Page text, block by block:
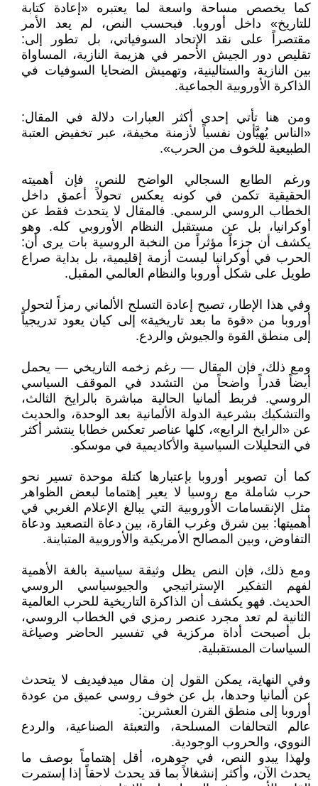
كما يخصص مساحة واسعة لما يعتبره «إعادة كتابة
للتاريخ» داخل أوروبا. فبحسب النص، لم يعد الأمر
مقتصراً على نقد الإتحاد السوفياتي، بل تطور إلى:
تقليص دور الجيش الأحمر في هزيمة النازية، المساواة
بين النازية والستالينية، وتهميش الضحايا السوفيات في
الذاكرة الأوروبية الجماعية.
ومن هنا تأتي إحدى أكثر العبارات دلالة في المقال:
«الناس يُهيَّأون نفسياً لأزمنة مخيفة، عبر تخفيض العتبة
الطبيعية للخوف من الحرب».
ورغم الطابع السجالي الواضح للنص، فإن أهميته
الحقيقية تكمن في كونه يعكس تحولاً أعمق داخل
الخطاب الروسي الرسمي. فالمقال لا يتحدث فقط عن
أوكرانيا، بل عن مستقبل النظام الأوروبي كله. وهو
يكشف أن جزءاً مؤثراً من النخبة الروسية بات يرى أن:
الحرب في أوكرانيا ليست أزمة إقليمية، بل بداية صراع
طويل على شكل أوروبا والنظام العالمي المقبل.
وفي هذا الإطار، تصبح إعادة التسلح الألماني رمزاً لتحول
أوروبا من «قوة ما بعد تاريخية» إلى كيان يعود تدريجياً
إلى منطق القوة والجيوش والردع.
ومع ذلك، فإن المقال — رغم زخمه التاريخي — يحمل
أيضاً قدراً واضحاً من التشدد في الموقف السياسي
الروسي. فربط ألمانيا الحالية مباشرة بالرايخ الثالث،
والتشكيك بشرعية الدولة الألمانية بعد الوحدة، والحديث
عن «الرايخ الرابع»، كلها عناصر تعكس خطابا ينتشر أكثر
في التحليلات السياسية والأكاديمية في موسكو.
كما أن تصوير أوروبا بإعتبارها كتلة موحدة تسير نحو
حرب شاملة مع روسيا لا يعير إهتماما لبعض الظواهر
مثل الإنقسامات الأوروبية التي يبالغ الإعلام الغربي في
أهميتها: بين شرق وغرب القارة، بين دعاة التصعيد ودعاة
التفاوض، وبين المصالح الأمريكية والأوروبية المتباينة.
ومع ذلك، فإن النص يظل وثيقة سياسية بالغة الأهمية
لفهم التفكير الإستراتيجي والجيوسياسي الروسي
الحديث. فهو يكشف أن الذاكرة التاريخية للحرب العالمية
الثانية لم تعد مجرد عنصر رمزي في الخطاب الروسي،
بل أصبحت أداة مركزية في تفسير الحاضر وصياغة
السياسات المستقبلية.
وفي النهاية، يمكن القول إن مقال ميدفيديف لا يتحدث
عن ألمانيا وحدها، بل عن خوف روسي عميق من عودة
أوروبا إلى منطق القرن العشرين:
عالم التحالفات المسلحة، والتعبئة الصناعية، والردع
النووي، والحروب الوجودية.
ولهذا يبدو النص، في جوهره، أقل إهتماماً بوصف ما
يحدث الآن، وأكثر إنشغالاً بما قد يحدث لاحقاً إذا إستمرت